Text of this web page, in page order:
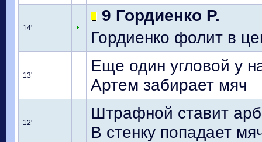
14'
9 Гордиенко Р.
Гордиенко фолит в
13'
Еще один угловой у
Артем забирает мяч
12'
Штрафной ставит
В стенку попадает